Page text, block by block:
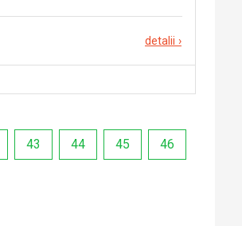
detalii ›
43 44 45 46